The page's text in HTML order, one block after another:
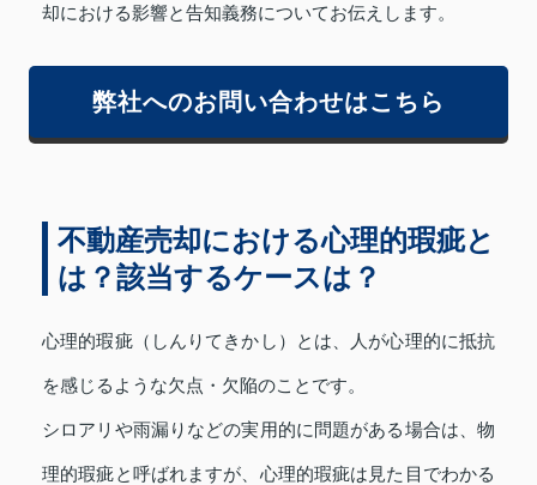
却における影響と告知義務についてお伝えします。
弊社へのお問い合わせはこちら
不動産売却における心理的瑕疵と
は？該当するケースは？
心理的瑕疵（しんりてきかし）とは、人が心理的に抵抗
を感じるような欠点・欠陥のことです。
シロアリや雨漏りなどの実用的に問題がある場合は、物
理的瑕疵と呼ばれますが、心理的瑕疵は見た目でわかる